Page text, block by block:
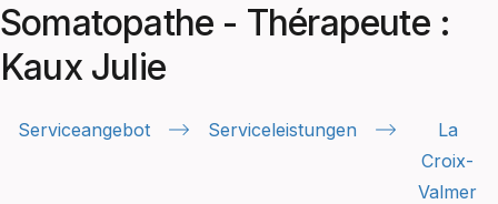
Somatopathe - Thérapeute :
Kaux Julie
Serviceangebot Serviceleistungen
La
Croix-
Valmer